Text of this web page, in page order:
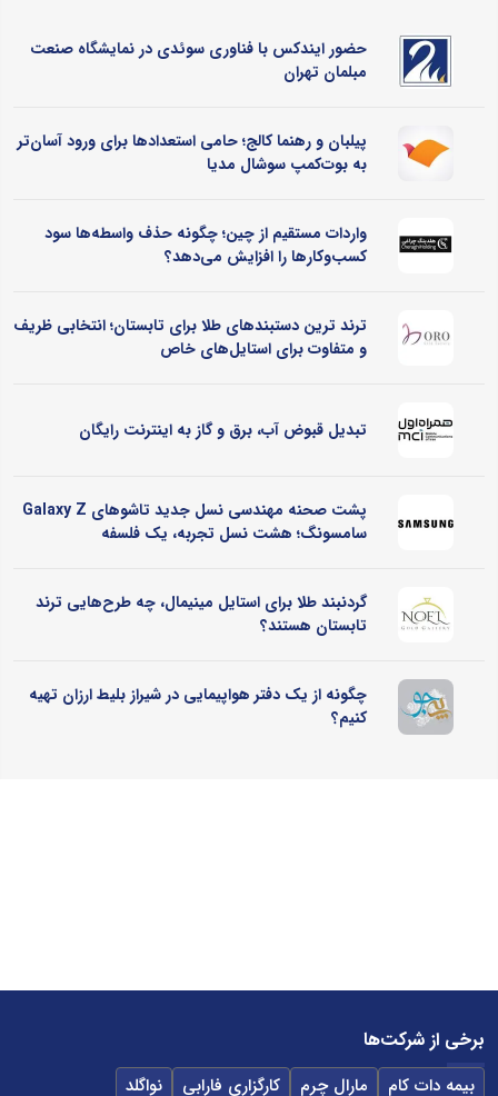
حضور ایندکس با فناوری سوئدی در نمایشگاه صنعت
مبلمان تهران
پیلبان و رهنما کالج؛ حامی استعدادها برای ورود آسان‌تر
به بوت‌کمپ سوشال مدیا
واردات مستقیم از چین؛ چگونه حذف واسطه‌ها سود
کسب‌وکارها را افزایش می‌دهد؟
ترند ترین دستبندهای طلا برای تابستان؛ انتخابی ظریف
و متفاوت برای استایل‌های خاص
تبدیل قبوض آب، برق و گاز به اینترنت رایگان
پشت صحنه مهندسی نسل جدید تاشوهای Galaxy Z
سامسونگ؛ هشت نسل تجربه، یک فلسفه
گردنبند طلا برای استایل مینیمال، چه طرح‌هایی ترند
تابستان هستند؟
چگونه از یک دفتر هواپیمایی در شیراز بلیط ارزان تهیه
کنیم؟
برخی از شرکت‌ها
بیمه دات کام مارال چرم کارگزاری فارابی
نواگلد